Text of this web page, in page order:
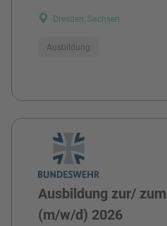
Dresden, Sachsen
Ausbildung
Ausbildung zur/
(m/w/d) 2026